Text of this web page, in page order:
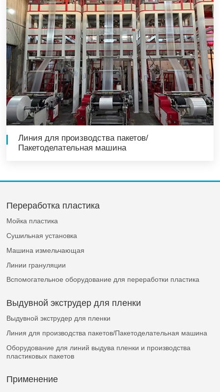
Линия для производства пакетов/
Пакетоделательная машина
Переработка пластика
Мойка пластика
Сушильная установка
Машина измельчающая
Линии грануляции
Вспомогательное оборудование для переработки пластика
Выдувной экструдер для пленки
Выдувной экструдер для пленки
Линия для производства пакетов/Пакетоделательная машина
Оборудование для линий выдува пленки и производства
пластиковых пакетов
Применение